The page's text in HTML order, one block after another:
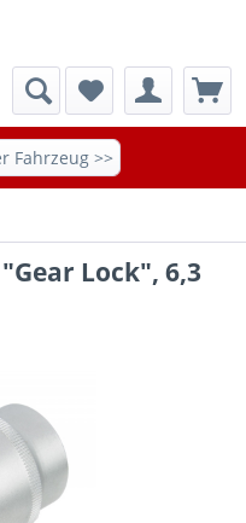
Fahrzeug >>
Lock", 6,3